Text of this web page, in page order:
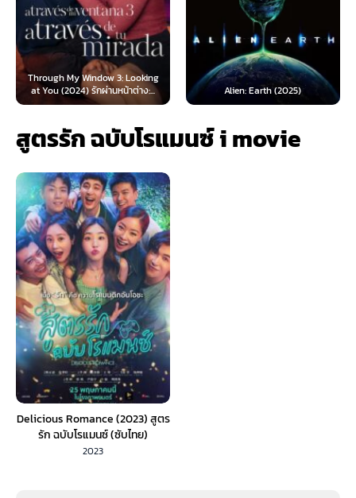
Through My Window 3: Looking
at You (2024) รักผ่านหน้าต่าง:...
Alien: Earth (2025)
สูตรรัก ฉบับโรแมนซ์ i movie
Delicious Romance (2023) สูตร
รัก ฉบับโรแมนซ์ (ซับไทย)
2023